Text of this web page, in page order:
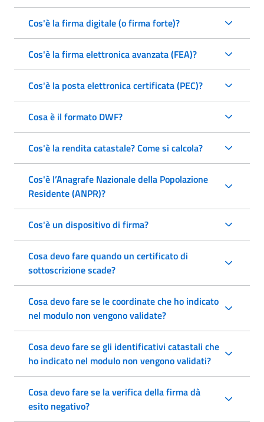
Cos'è la firma digitale (o firma forte)?
Cos'è la firma elettronica avanzata (FEA)?
Cos'è la posta elettronica certificata (PEC)?
Cosa è il formato DWF?
Cos'è la rendita catastale? Come si calcola?
Cos'è l’Anagrafe Nazionale della Popolazione
Residente (ANPR)?
Cos'è un dispositivo di firma?
Cosa devo fare quando un certificato di
sottoscrizione scade?
Cosa devo fare se le coordinate che ho indicato
nel modulo non vengono validate?
Cosa devo fare se gli identificativi catastali che
ho indicato nel modulo non vengono validati?
Cosa devo fare se la verifica della firma dà
esito negativo?